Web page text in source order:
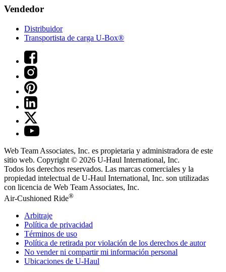
Vendedor
Distribuidor
Transportista de carga U-Box®
Web Team Associates, Inc. es propietaria y administradora de este
sitio web. Copyright © 2026 U-Haul International, Inc.
Todos los derechos reservados. Las marcas comerciales y la
propiedad intelectual de U-Haul International, Inc. son utilizadas
con licencia de Web Team Associates, Inc.
Air-Cushioned Ride®
Arbitraje
Política de privacidad
Términos de uso
Política de retirada por violación de los derechos de autor
No vender ni compartir mi información personal
Ubicaciones de U-Haul